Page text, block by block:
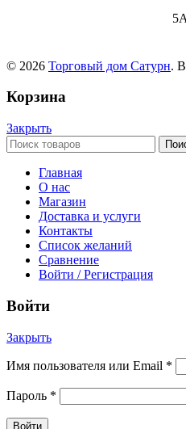
5А
© 2026 Торговый дом Сатурн.
Корзина
Закрыть
Главная
О нас
Магазин
Доставка и услуги
Контакты
Список желаний
Сравнение
Войти / Регистрация
Войти
Закрыть
Имя пользователя или Email *
Пароль *
Войти